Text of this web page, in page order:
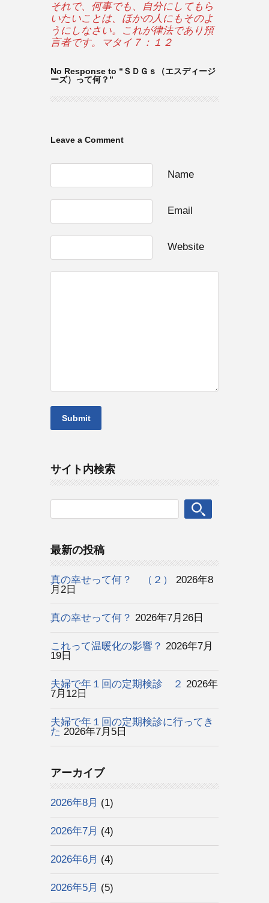
それで、何事でも、自分にしてもら
いたいことは、ほかの人にもそのよ
うにしなさい。これが律法であり預
言者です。マタイ７：１２
No Response to “ＳＤＧｓ（エスディージ
ーズ）って何？”
Leave a Comment
Name
Email
Website
サイト内検索
最新の投稿
真の幸せって何？ （２）
2026年8
月2日
真の幸せって何？ 2026年7月26日
これって温暖化の影響？ 2026年7月
19日
夫婦で年１回の定期検診 ２ 2026年
7月12日
夫婦で年１回の定期検診に行ってき
た 2026年7月5日
アーカイブ
2026年8月 (1)
2026年7月 (4)
2026年6月 (4)
2026年5月 (5)